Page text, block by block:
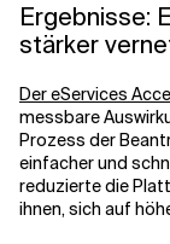
Ergebnisse:
stärker
Der eServices
messbare
Prozess der
einfacher und
reduzierte die
ihnen, sich auf